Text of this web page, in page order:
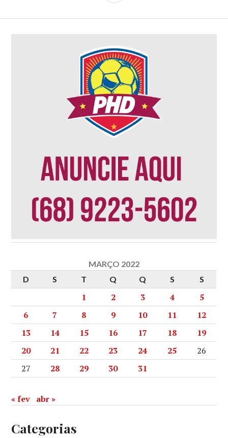
MARÇO 2022
D
S T Q Q S S
1 2 3 4
5
6
7 8 9 10 11
12
13
14 15 16 17 18
19
20
21 22 23 24 25
26
27
28 29 30 31
« fev abr »
Categorias